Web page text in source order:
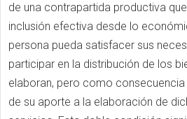
de una contrapartida productiva
inclusión efectiva desde lo
persona pueda satisfacer sus
participar en la distribución de los
elaboran, pero como
de su aporte a la elaboración de